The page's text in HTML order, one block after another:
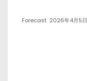
Forecast 2026年4月5日